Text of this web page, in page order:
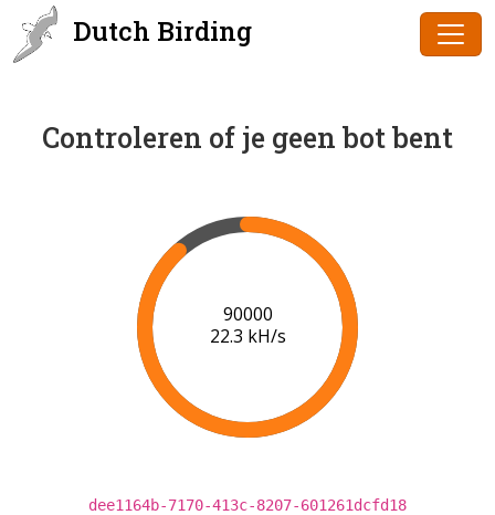
Dutch Birding
Controleren of je geen bot bent
91000
22.3 kH/s
dee1164b-7170-413c-8207-601261dcfd18